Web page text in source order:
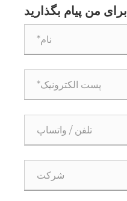
برای من پیام بگذارید